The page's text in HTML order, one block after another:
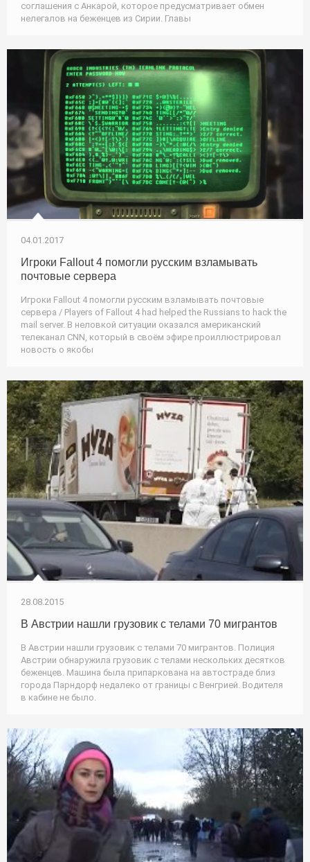
соглашения с Анкарой, которое предусматривает обмен
нелегалов на беженцев из Сирии. Главы
04.01.2017
Игроки Fallout 4 помогли русским взламывать
почтовые сервера
Игроки Fallout 4 помогли русским взламывать почтовые
сервера / Players of Fallout 4 had helped the Russians to hack the
mail server. В неловкой ситуации оказался американский
телеканал CNN, который в своём эфире проиллюстрировал
новость о якобы
28.08.2015
В Австрии нашли грузовик с телами 70 мигрантов
В Австрии нашли грузовик с телами 70 мигрантов. Полиция
Австрии обнаружила грузовик с телами нескольких десятков
беженцев. Машина была припаркована на автостраде близ
города Парндорф недалеко от границы с Венгрией. Водителя
в кабине не было.